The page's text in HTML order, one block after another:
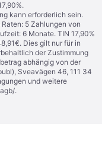
kann erforderlich sein.
5 Zahlungen von
6 Monate. TIN 17,90%
Dies gilt nur für in
der Zustimmung
abhängig von der
Sveavägen 46, 111 34
und weitere
.